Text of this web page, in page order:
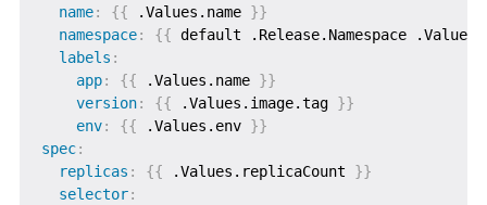
name: {{ .Values.name }}
namespace: {{ default .Release.Namespace
labels :
app: {{ .Values.name }}
version: {{ .Values.image.tag }}
env: {{ .Values.env }}
spec:
replicas : {{ .Values.replicaCount }}
selector: